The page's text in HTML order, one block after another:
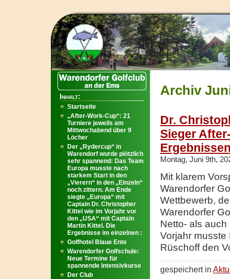
Archiv
Dr.
Sieger
Montag, Juni 9th,
Mit klarem
Warendorfer
Wettbewerb,
Warendorfer
Netto- als
Vorjahr musste
Rüschoff den
gespeichert in
Inhalt:
Startseite
„After-Work-Cup“: 21
Turniere jeweils am
Mittwochabend über 9
Löcher
Der „Rydercup“ in
Warendorf wurde plötzlich
sehr spannend: Das Team
Europa musste nach
starkem Start in den
„Vierern“ in den „Einzeln“
noch zittern. Am Ende
siegte „Europa“ mit
Captain Dr. Christopher
Kittel wie im Vorjahr vor
den „USA“ mit Captain
Martin Kittel. Die
Ergebnisse im einzelnen :
Golfhotel Blaue Ente
Warendorfer Golfschule:
Neue Termine für
spannende Intensivkurse
Der Club